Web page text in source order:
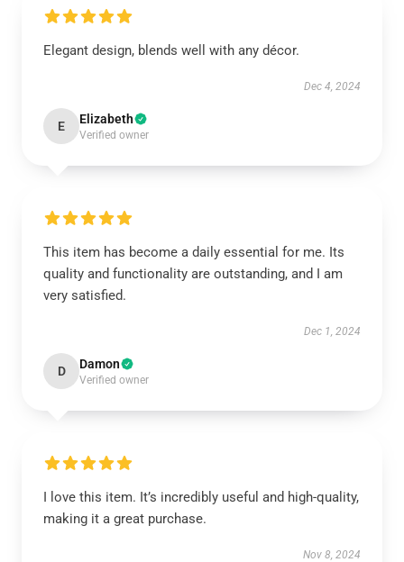
Elegant design, blends well with any décor.
Dec 4, 2024
E Elizabeth
Verified owner
This item has become a daily essential for me. Its
quality and functionality are outstanding, and I am
very satisfied.
Dec 1, 2024
D Damon
Verified owner
I love this item. It’s incredibly useful and high-quality,
making it a great purchase.
Nov 8, 2024